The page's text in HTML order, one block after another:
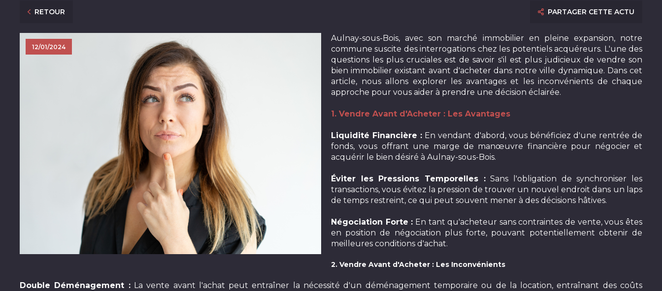
RETOUR PARTAGER CETTE ACTU
12/01/2024
Aulnay-sous-Bois, avec son marché immobilier en pleine expansion, notre
commune suscite des interrogations chez les potentiels acquéreurs. L'une des
questions les plus cruciales est de savoir s'il est plus judicieux de vendre son
bien immobilier existant avant d'acheter dans notre ville dynamique. Dans cet
article, nous allons explorer les avantages et les inconvénients de chaque
approche pour vous aider à prendre une décision éclairée.
1. Vendre Avant d'Acheter : Les Avantages
Liquidité Financière : En vendant d'abord, vous bénéficiez d'une rentrée de
fonds, vous offrant une marge de manœuvre financière pour négocier et
acquérir le bien désiré à Aulnay-sous-Bois.
Éviter les Pressions Temporelles :Sans l'obligation de synchroniser les
transactions, vous évitez la pression de trouver un nouvel endroit dans un laps
de temps restreint, ce qui peut souvent mener à des décisions hâtives.
Négociation Forte : En tant qu'acheteur sans contraintes de vente, vous êtes
en position de négociation plus forte, pouvant potentiellement obtenir de
meilleures conditions d'achat.
2. Vendre Avant d'Acheter : Les Inconvénients
Double Déménagement :La vente avant l'achat peut entraîner la nécessité d'un déménagement temporaire ou de la location, entraînant des coûts